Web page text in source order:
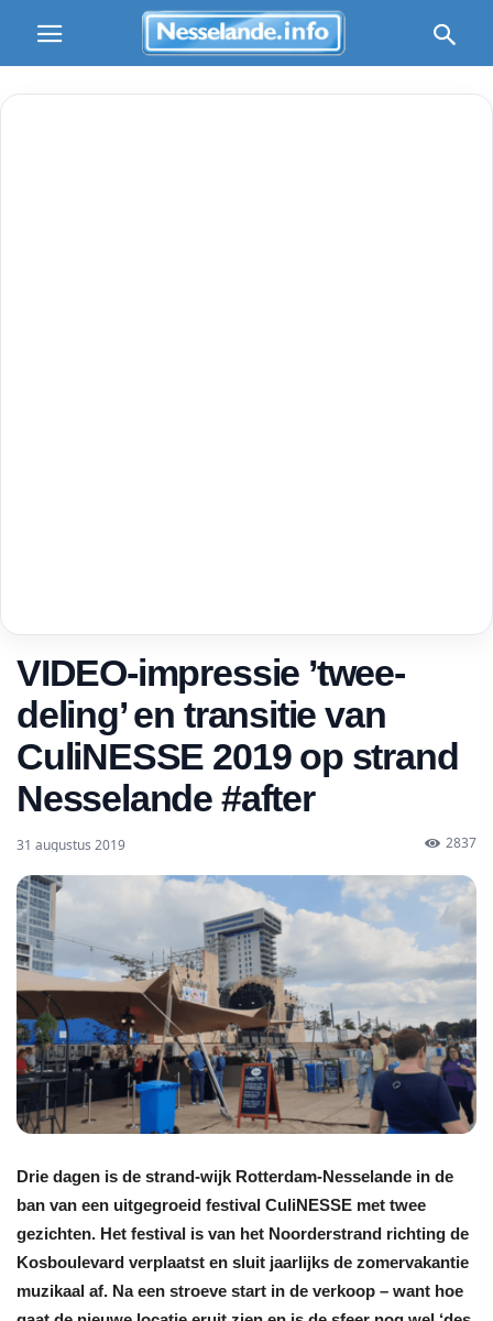
VIDEO-impressie ’twee-
deling’ en transitie van
CuliNESSE 2019 op strand
Nesselande #after
31 augustus 2019 2837
Drie dagen is de strand-wijk Rotterdam-Nesselande in de
ban van een uitgegroeid festival CuliNESSE met twee
gezichten. Het festival is van het Noorderstrand richting de
Kosboulevard verplaatst en sluit jaarlijks de zomervakantie
muzikaal af. Na een stroeve start in de verkoop – want hoe